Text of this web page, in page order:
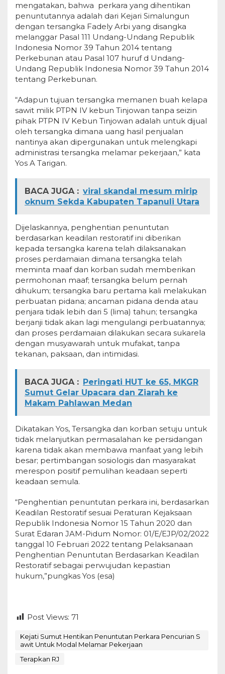
mengatakan, bahwa perkara yang dihentikan
penuntutannya adalah dari Kejari Simalungun
dengan tersangka Fadely Arbi yang disangka
melanggar Pasal 111 Undang-Undang Republik
Indonesia Nomor 39 Tahun 2014 tentang
Perkebunan atau Pasal 107 huruf d Undang-
Undang Republik Indonesia Nomor 39 Tahun 2014
tentang Perkebunan.
“Adapun tujuan tersangka memanen buah kelapa
sawit milik PTPN IV kebun Tinjowan tanpa seizin
pihak PTPN IV Kebun Tinjowan adalah untuk dijual
oleh tersangka dimana uang hasil penjualan
nantinya akan dipergunakan untuk melengkapi
administrasi tersangka melamar pekerjaan,” kata
Yos A Tarigan.
BACA JUGA : viral skandal mesum mirip
oknum Sekda Kabupaten Tapanuli Utara
Dijelaskannya, penghentian penuntutan
berdasarkan keadilan restoratif ini diberikan
kepada tersangka karena telah dilaksanakan
proses perdamaian dimana tersangka telah
meminta maaf dan korban sudah memberikan
permohonan maaf; tersangka belum pernah
dihukum; tersangka baru pertama kali melakukan
perbuatan pidana; ancaman pidana denda atau
penjara tidak lebih dari 5 (lima) tahun; tersangka
berjanji tidak akan lagi mengulangi perbuatannya;
dan proses perdamaian dilakukan secara sukarela
dengan musyawarah untuk mufakat, tanpa
tekanan, paksaan, dan intimidasi.
BACA JUGA : Peringati HUT ke 65, MKGR
Sumut Gelar Upacara dan Ziarah ke
Makam Pahlawan Medan
Dikatakan Yos, Tersangka dan korban setuju untuk
tidak melanjutkan permasalahan ke persidangan
karena tidak akan membawa manfaat yang lebih
besar; pertimbangan sosiologis dan masyarakat
merespon positif pemulihan keadaan seperti
keadaan semula.
“Penghentian penuntutan perkara ini, berdasarkan
Keadilan Restoratif sesuai Peraturan Kejaksaan
Republik Indonesia Nomor 15 Tahun 2020 dan
Surat Edaran JAM-Pidum Nomor: 01/E/EJP/02/2022
tanggal 10 Februari 2022 tentang Pelaksanaan
Penghentian Penuntutan Berdasarkan Keadilan
Restoratif sebagai perwujudan kepastian
hukum,”pungkas Yos (esa)
Post Views: 71
Kejati Sumut Hentikan Penuntutan Perkara Pencurian S
awit Untuk Modal Melamar Pekerjaan
Terapkan RJ